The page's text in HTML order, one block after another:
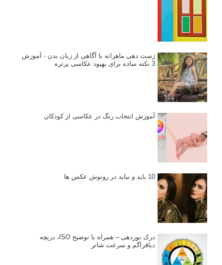
ژست دهی ماهرانه با آگاهی از زبان بدن - آموزش
3 نکته ساده برای بهبود عکاسی پرتره
آموزش انتخاب رنگ در عکاسی از کودکان
10 باید و نباید در روتوش عکس ها
درک نوردهی – همراه با توضیح ISO، دریچه
دیافراگم و سرعت شاتر